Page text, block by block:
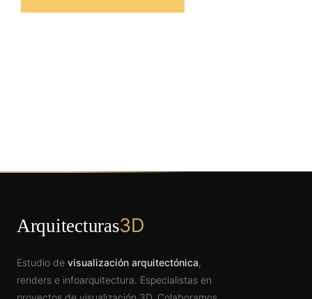
Arquitecturas3D
Estudio de visualización arquitectónica,
renders e infoarquitectura. Especialistas en